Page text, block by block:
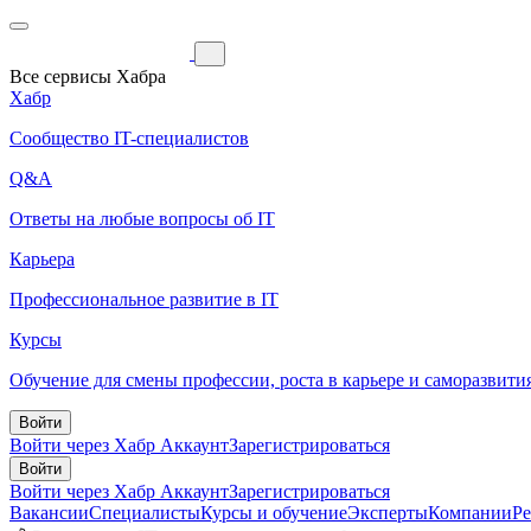
Все сервисы Хабра
Хабр
Сообщество IT-специалистов
Q&A
Ответы на любые вопросы об IT
Карьера
Профессиональное развитие в IT
Курсы
Обучение для смены профессии, роста в карьере и
Войти
Войти через Хабр АккаунтЗарегистрироваться
Войти
Войти через Хабр АккаунтЗарегистрироваться
ВакансииСпециалистыКурсы и обучениеЭкспертыКомпании